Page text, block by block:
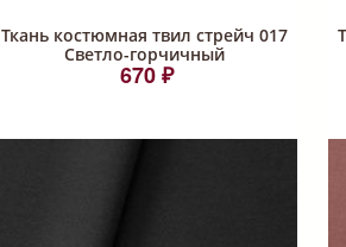
Ткань костюмная твил стрейч 017
Светло-горчичный
670 ₽